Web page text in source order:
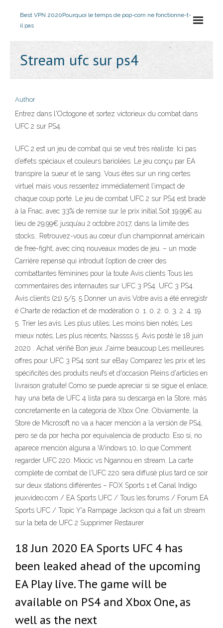
Best VPN 2020Pourquoi le temps de pop-corn ne fonctionne-t-
il pas
Stream ufc sur ps4
Author
Entrez dans l'Octogone et sortez victorieux du combat dans
UFC 2 sur PS4.
UFC 2 est un jeu de combat qui se veut très réaliste. Ici pas
d’effets spéciaux et couleurs bariolées. Le jeu conçu par EA
transpire la sueur et le sang. Vous êtes sur un ring certes
virtuel mais vous ressentez immédiatement l’impact de
chaque coup porté. Le jeu de combat UFC 2 sur PS4 est bradé
à la Fnac, avec 33% de remise sur le prix initial.Soit 19,99€ au
lieu de 29,99€ jusqu’au 2 octobre 2017, dans la limite des
stocks.. Retrouvez-vous au cœur d’un championnat américain
de free-fight, avec cinq nouveaux modes de jeu. – un mode
Carrière repensé qui introduit l’option de créer des
combattantes féminines pour la toute Avis clients Tous les
commentaires des internautes sur UFC 3 PS4. UFC 3 PS4.
Avis clients (21) 5/5. 5 Donner un avis Votre avis a été enregistr
é Charte de rédaction et de modération 0. 1. 0. 2. 0. 3. 2. 4. 19.
5. Trier les avis. Les plus utiles; Les moins bien notés; Les
mieux notés; Les plus récents; Nassss 5. Avis posté le 18 juin
2020 . Achat vérifié Bon jeux J'aime beaucoup Les meilleures
offres pour UFC 3 PS4 sont sur eBay Comparez les prix et les
spécificités des produits neufs et d'occasion Pleins d'articles en
livraison gratuite! Como se puede apreciar si se sigue el enlace,
hay una beta de UFC 4 lista para su descarga en la Store, más
concretamente en la categoría de Xbox One. Obviamente, la
Store de Microsoft no va a hacer mención a la versión de PS4,
pero se da por hecha por equivalencia de producto. Eso sí, no
aparece mención alguna a Windows 10, lo que Comment
regarder UFC 220: Miocic vs Ngannou en stream. La carte
complète de combat de l’UFC 220 sera diffusé plus tard ce soir
sur deux stations différentes – FOX Sports 1 et Canal Indigo
jeuxvideo.com / EA Sports UFC / Tous les forums / Forum EA
Sports UFC / Topic Y'a Rampage Jackson qui a fait un stream
sur la beta de UFC 2 Supprimer Restaurer
18 Jun 2020 EA Sports UFC 4 has
been leaked ahead of the upcoming
EA Play live. The game will be
available on PS4 and Xbox One, as
well as the next